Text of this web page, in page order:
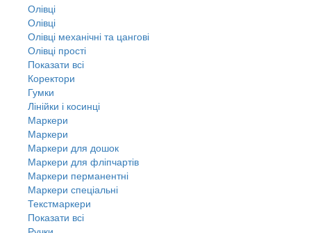
Олівці
Олівці
Олівці механічні та цангові
Олівці прості
Показати всі
Коректори
Гумки
Лінійки і косинці
Маркери
Маркери
Маркери для дошок
Маркери для фліпчартів
Маркери перманентні
Маркери спеціальні
Текстмаркери
Показати всі